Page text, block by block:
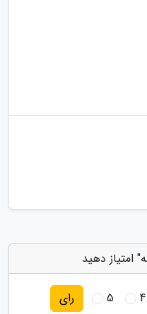
امتیاز دهید
4
5 رای